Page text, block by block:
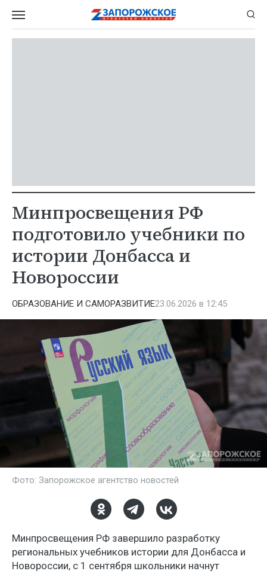
Минпросвещения РФ
подготовило учебники по
истории Донбасса и
Новороссии
ОБРАЗОВАНИЕ И САМОРАЗВИТИЕ23.06.2026 в 12:45
Фото: Запорожское агентство новостей
Минпросвещения РФ завершило разработку
региональных учебников истории для Донбасса и
Новороссии, с 1 сентября школьники начнут